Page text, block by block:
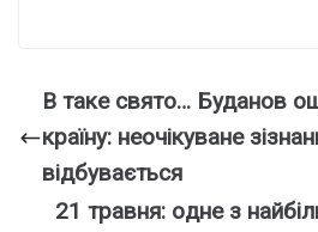
В таке свято… Буданов
країну: неочікуване
відбувається
21 тpaвня: oднe з